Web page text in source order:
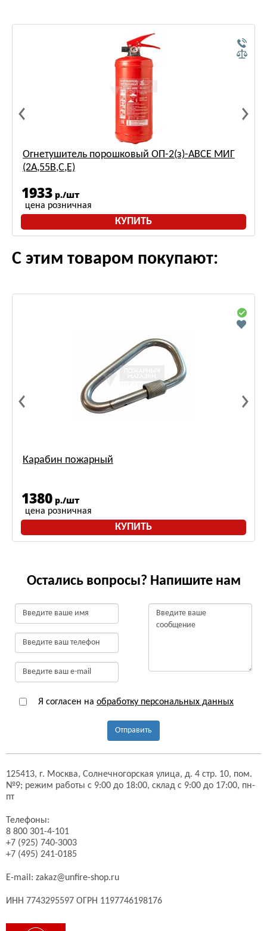
Огнетушитель порошковый ОП-2(з)-АВСЕ МИГ
(2А,55В,С,Е)
1933 р./шт
цена розничная
КУПИТЬ
С этим товаром покупают:
Карабин пожарный
1380 р./шт
цена розничная
КУПИТЬ
Остались вопросы? Напишите нам
Я согласен на обработку персональных данных
Отправить
125413, г. Москва, Солнечногорская улица, д. 4 стр. 10, пом.
№9; режим работы с 9:00 до 18:00, склад с 9:00 до 17:00, пн-
пт
Телефоны:
8 800 301-4-101
+7 (925) 740-3003
+7 (495) 241-0185
E-mail: zakaz@unfire-shop.ru
ИНН 7743295597 ОГРН 1197746198176